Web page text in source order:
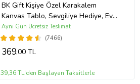
BK Gift Kişiye Özel Karakalem
Kanvas Tablo, Sevgiliye Hediye, Ev
Hediyesi, Arkadaşa Hediye
(7466)
Aynı Gün Ücretsiz Teslimat
369,00 TL
39,36 TL'den Başlayan Taksitlerle